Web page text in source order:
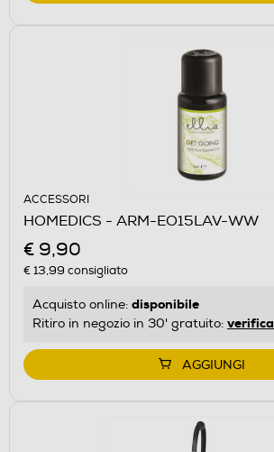
ACCESSORI
HOMEDICS - ARM-EO15LAV-WW
€ 9,90
€ 13,99 consigliato
Acquisto online: disponibile
Ritiro in negozio in 30' gratuito: verifica
AGGIUNGI